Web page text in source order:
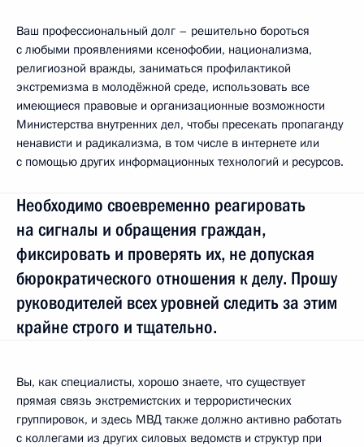
Ваш профессиональный долг – решительно бороться
с любыми проявлениями ксенофобии, национализма,
религиозной вражды, заниматься профилактикой
экстремизма в молодёжной среде, использовать все
имеющиеся правовые и организационные возможности
Министерства внутренних дел, чтобы пресекать пропаганду
ненависти и радикализма, в том числе в интернете или
с помощью других информационных технологий и ресурсов.
Необходимо своевременно реагировать
на сигналы и обращения граждан,
фиксировать и проверять их, не допуская
бюрократического отношения к делу. Прошу
руководителей всех уровней следить за этим
крайне строго и тщательно.
Вы, как специалисты, хорошо знаете, что существует
прямая связь экстремистских и террористических
группировок, и здесь МВД также должно активно работать
с коллегами из других силовых ведомств и структур при